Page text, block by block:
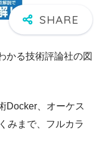
かる技術評論社の図
Docker、オーケス
みまで、フルカラ